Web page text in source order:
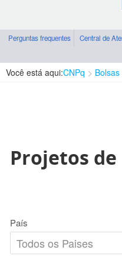
Perguntas frequentes Central de
Você está aqui:CNPq
Projetos de
País